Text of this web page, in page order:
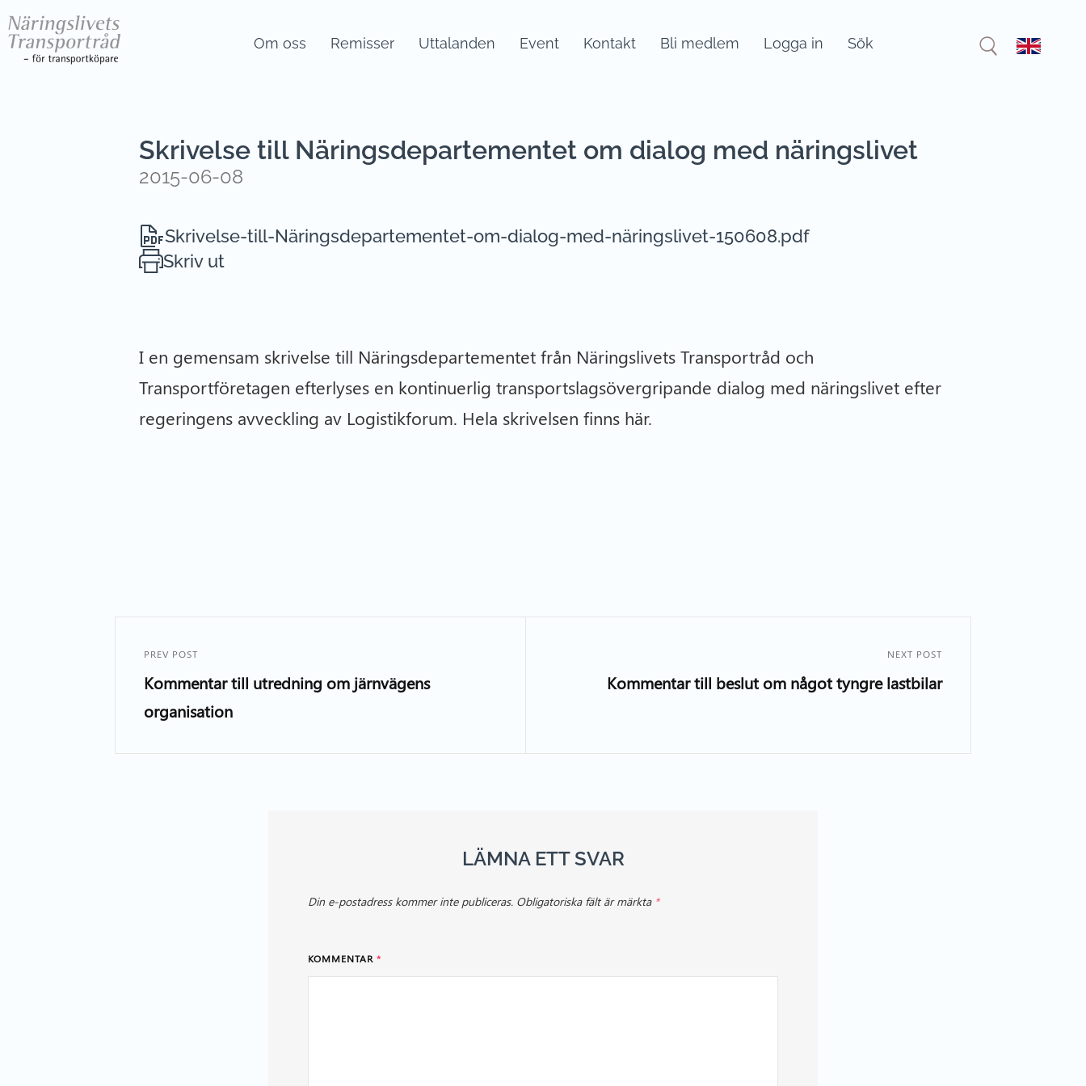
Om oss Remisser Uttalanden Event Kontakt Bli medlem Logga in Sök
Skrivelse till Näringsdepartementet om dialog med näringslivet
2015-06-08
Skrivelse-till-Näringsdepartementet-om-dialog-med-näringslivet-150608.pdf
Skriv ut
I en gemensam skrivelse till Näringsdepartementet från Näringslivets Transportråd och
Transportföretagen efterlyses en kontinuerlig transportslagsövergripande dialog med näringslivet efter
regeringens avveckling av Logistikforum. Hela skrivelsen finns här.
PREV POST
Kommentar till utredning om järnvägens
organisation
NEXT POST
Kommentar till beslut om något tyngre lastbilar
LÄMNA ETT SVAR
Din e-postadress kommer inte publiceras. Obligatoriska fält är märkta *
KOMMENTAR *